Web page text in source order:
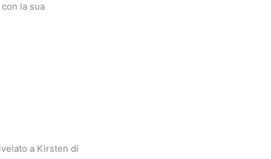
la sua
a Kirsten di